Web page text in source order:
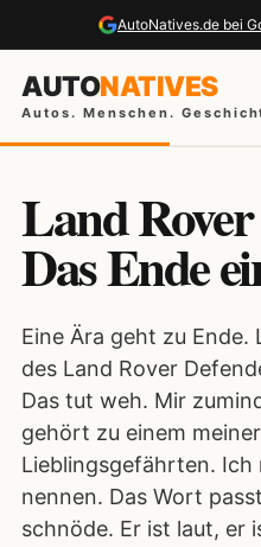
AutoNatives.de bei
AUTONATIVES
Autos. Menschen.
Land
Das Ende
Eine Ära geht zu Ende.
des Land Rover
Das tut weh. Mir
gehört zu einem
Lieblingsgefährten.
nennen. Das Wort
schnöde. Er ist laut, er